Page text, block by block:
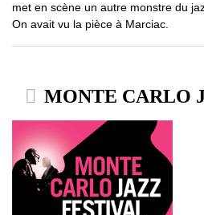
met en scène un autre monstre du
On avait vu la pièce à Marciac.
MONTE CARLO